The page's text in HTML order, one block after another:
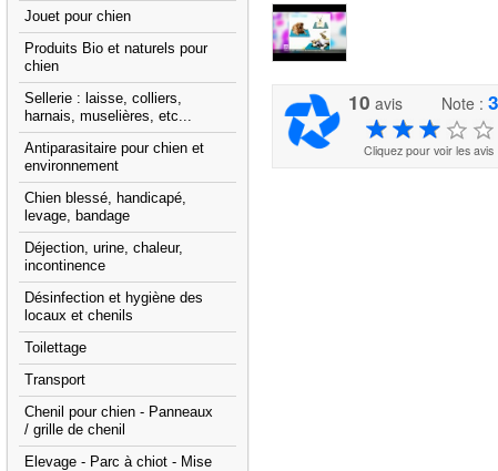
Jouet pour chien
Produits Bio et naturels pour
chien
Sellerie : laisse, colliers,
harnais, muselières, etc...
Antiparasitaire pour chien et
environnement
Chien blessé, handicapé,
levage, bandage
Déjection, urine, chaleur,
incontinence
Désinfection et hygiène des
locaux et chenils
Toilettage
Transport
Chenil pour chien - Panneaux
/ grille de chenil
Elevage - Parc à chiot - Mise
10 avis Note :
Cliquez pour voir les avis